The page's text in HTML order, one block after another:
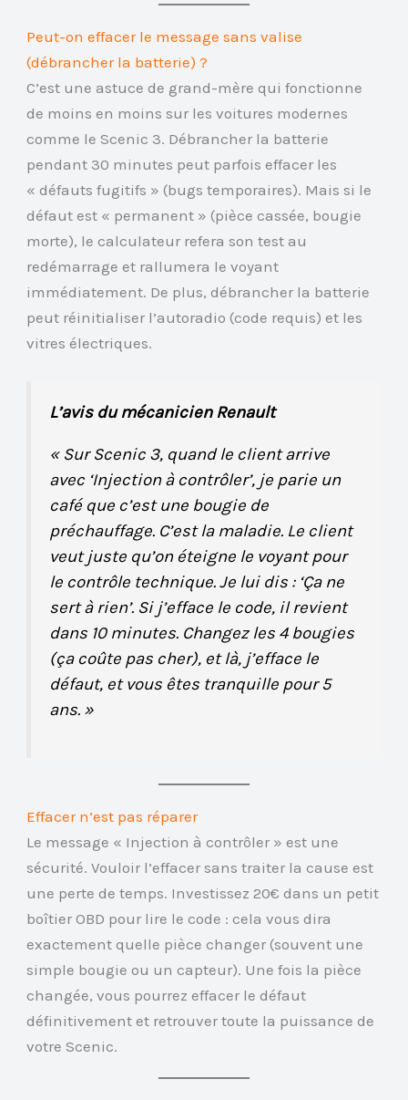
Peut-on effacer le message sans valise
(débrancher la batterie) ?
C’est une astuce de grand-mère qui fonctionne
de moins en moins sur les voitures modernes
comme le Scenic 3. Débrancher la batterie
pendant 30 minutes peut parfois effacer les
« défauts fugitifs » (bugs temporaires). Mais si le
défaut est « permanent » (pièce cassée, bougie
morte), le calculateur refera son test au
redémarrage et rallumera le voyant
immédiatement. De plus, débrancher la batterie
peut réinitialiser l’autoradio (code requis) et les
vitres électriques.
L’avis du mécanicien Renault
« Sur Scenic 3, quand le client arrive
avec ‘Injection à contrôler’, je parie un
café que c’est une bougie de
préchauffage. C’est la maladie. Le client
veut juste qu’on éteigne le voyant pour
le contrôle technique. Je lui dis : ‘Ça ne
sert à rien’. Si j’efface le code, il revient
dans 10 minutes. Changez les 4 bougies
(ça coûte pas cher), et là, j’efface le
défaut, et vous êtes tranquille pour 5
ans. »
Effacer n’est pas réparer
Le message « Injection à contrôler » est une
sécurité. Vouloir l’effacer sans traiter la cause est
une perte de temps. Investissez 20€ dans un petit
boîtier OBD pour lire le code : cela vous dira
exactement quelle pièce changer (souvent une
simple bougie ou un capteur). Une fois la pièce
changée, vous pourrez effacer le défaut
définitivement et retrouver toute la puissance de
votre Scenic.